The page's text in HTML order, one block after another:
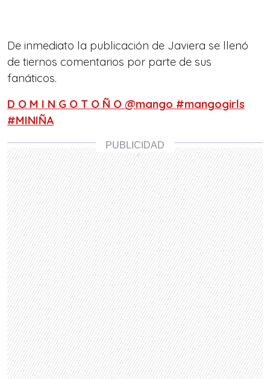
De inmediato la publicación de Javiera se llenó
de tiernos comentarios por parte de sus
fanáticos.
D O M I N G O T O Ñ O @mango #mangogirls
#MINIÑA